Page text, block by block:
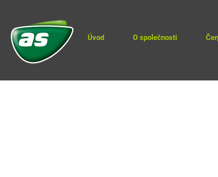
Úvod O společnosti